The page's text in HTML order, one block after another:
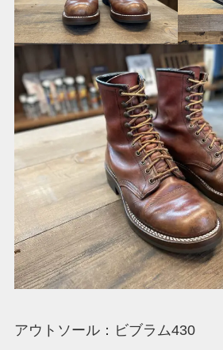
アウトソール：ビブラム430